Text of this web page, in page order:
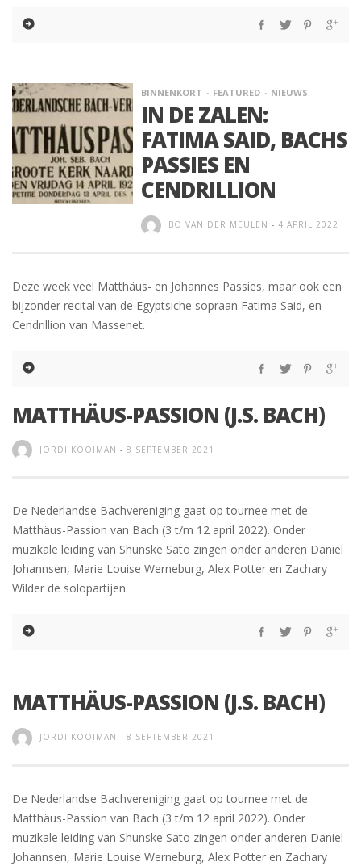
BINNENKORT FEATURED NIEUWS
IN DE ZALEN:
FATIMA SAID, BACHS
PASSIES EN
CENDRILLION
BO VAN DER MEULEN - 4 APRIL 2022
Deze week veel Matthäus- en Johannes Passies, maar ook een
bijzonder recital van de Egyptsiche sopraan Fatima Said, en
Cendrillion van Massenet.
MATTHÄUS-PASSION (J.S. BACH)
JORDI KOOIMAN - 8 SEPTEMBER 2021
De Nederlandse Bachvereniging gaat op tournee met de
Matthäus-Passion van Bach (3 t/m 12 april 2022). Onder
muzikale leiding van Shunske Sato zingen onder anderen Daniel
Johannsen, Marie Louise Werneburg, Alex Potter en Zachary
Wilder de solopartijen.
MATTHÄUS-PASSION (J.S. BACH)
JORDI KOOIMAN - 8 SEPTEMBER 2021
De Nederlandse Bachvereniging gaat op tournee met de
Matthäus-Passion van Bach (3 t/m 12 april 2022). Onder
muzikale leiding van Shunske Sato zingen onder anderen Daniel
Johannsen, Marie Louise Werneburg, Alex Potter en Zachary